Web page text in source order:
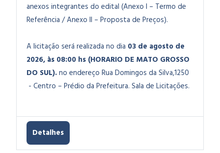
anexos integrantes do edital (Anexo I – Termo de
Referência / Anexo II – Proposta de Preços).
A licitação será realizada no dia 03 de agosto de
2026, às 08:00 hs (HORARIO DE MATO GROSSO
DO SUL).no endereço Rua Domingos da Silva,1250
- Centro – Prédio da Prefeitura. Sala de Licitações.
Detalhes